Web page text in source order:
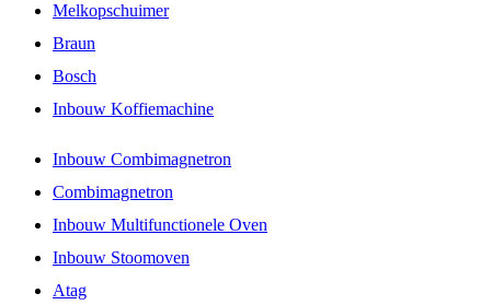
Melkopschuimer
Braun
Bosch
Inbouw Koffiemachine
Inbouw Combimagnetron
Combimagnetron
Inbouw Multifunctionele Oven
Inbouw Stoomoven
Atag